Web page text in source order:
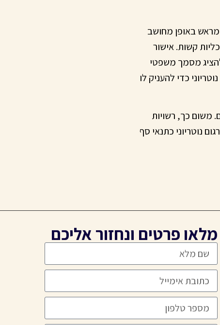
מראש באופן מחושב
קשות. אישור
מסמך משפטי
כדי להעניק לו
משום כך, רשויות
נוטריוני כתנאי סף
מלאו פרטים ונחזור אליכם